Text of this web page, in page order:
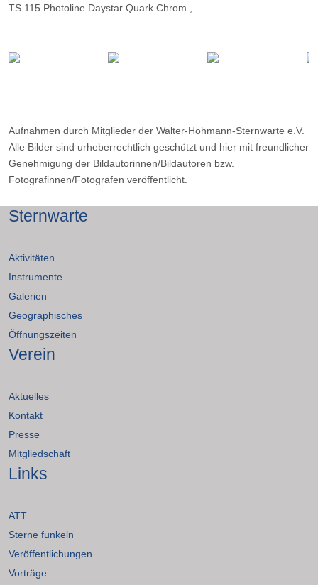
TS 115 Photoline Daystar Quark Chrom.,
Aufnahmen durch Mitglieder der Walter-Hohmann-Sternwarte e.V.
Alle Bilder sind urheberrechtlich geschützt und hier mit freundlicher
Genehmigung der Bildautorinnen/Bildautoren bzw.
Fotografinnen/Fotografen veröffentlicht.
Sternwarte
Aktivitäten
Instrumente
Galerien
Geographisches
Öffnungszeiten
Verein
Aktuelles
Kontakt
Presse
Mitgliedschaft
Links
ATT
Sterne funkeln
Veröffentlichungen
Vorträge